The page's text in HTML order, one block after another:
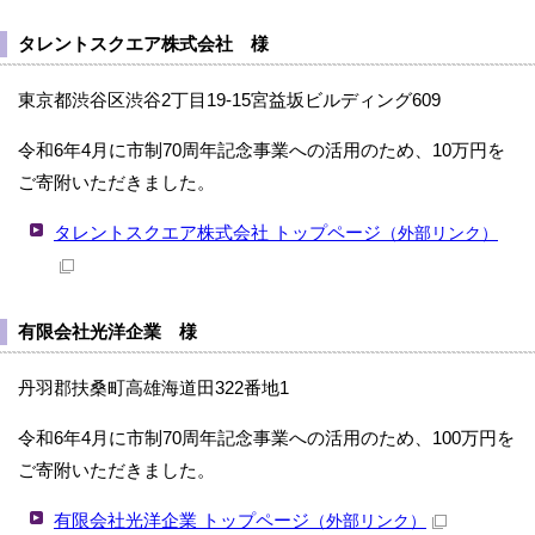
タレントスクエア株式会社 様
東京都渋谷区渋谷2丁目19-15宮益坂ビルディング609
令和6年4月に市制70周年記念事業への活用のため、10万円を
ご寄附いただきました。
タレントスクエア株式会社 トップページ （外部リンク）
有限会社光洋企業 様
丹羽郡扶桑町高雄海道田322番地1
令和6年4月に市制70周年記念事業への活用のため、100万円を
ご寄附いただきました。
有限会社光洋企業 トップページ （外部リンク）